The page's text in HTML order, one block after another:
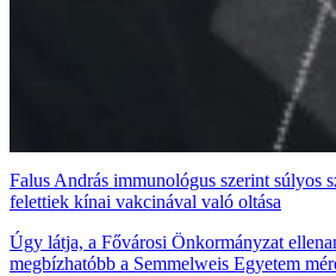
Falus András immunológus szerint súlyos
felettiek kínai vakcinával való oltása
Úgy látja, a Fővárosi Önkormányzat
megbízhatóbb a Semmelweis Egyetem